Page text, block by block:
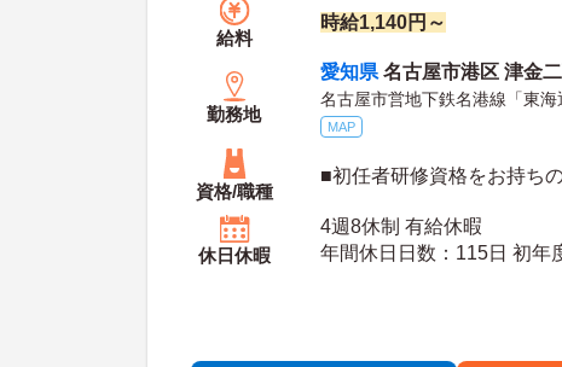
給料
時給1,140円～
勤務地
愛知県 名古屋市港区 津金
名古屋市営地下鉄名港線「東
MAP
資格/職種
■初任者研修資格をお持ち
休日休暇
4週8休制 有給休暇
年間休日日数：115日 初年度有給日数：10日 最